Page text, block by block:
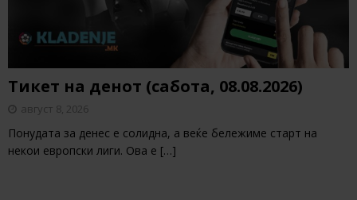
Тикет на денот (сабота, 08.08.2026)
август 8, 2026
Понудата за денес е солидна, а веќе бележиме старт на
некои европски лиги. Ова е […]